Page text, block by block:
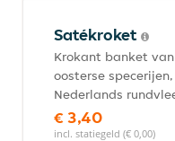
Satékroket
Krokant banket
oosterse
Nederlands
€ 3,40
incl. statiegeld (€ 0,00)